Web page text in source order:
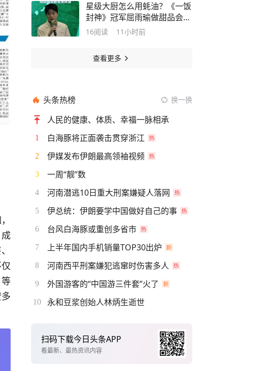
星级大厨怎么用蚝油？《一饭
封神》冠军屈雨瑜做甜品会用
蚝油
16阅读 11小时前
查看更多
头条热榜 换一换
人民的健康、体质、幸福一脉相承
1 白海豚将正面袭击贯穿浙江
2 伊媒发布伊朗最高领袖视频
3 一周“靓”数
4 河南潜逃10日重大刑案嫌疑人落网
5 伊总统：伊朗要学中国做好自己的事
6 台风白海豚或重创多省市
7 上半年国内手机销量TOP30出炉
8 河南西平刑案嫌犯逃窜时伤害多人
9 外国游客的“中国游三件套”火了
10 永和豆浆创始人林炳生逝世
扫码下载今日头条APP
看最新、最热资讯内容